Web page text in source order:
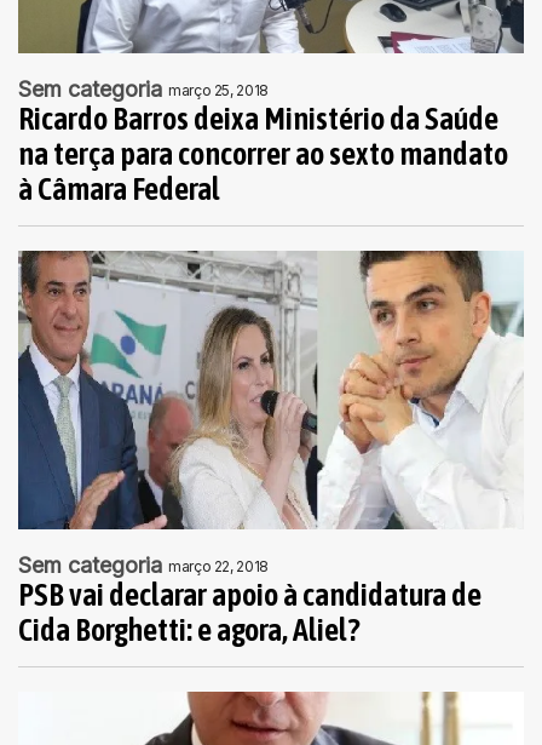
Sem categoria março 25, 2018
Ricardo Barros deixa Ministério da Saúde
na terça para concorrer ao sexto mandato
à Câmara Federal
Sem categoria março 22, 2018
PSB vai declarar apoio à candidatura de
Cida Borghetti: e agora, Aliel?